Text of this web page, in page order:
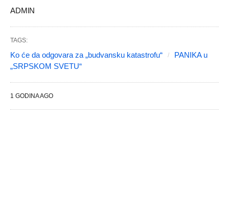
ADMlN
TAGS:
Ko će da odgovara za „budvansku katastrofu“
PANIKA u
„SRPSKOM SVETU“
1 GODINA AGO